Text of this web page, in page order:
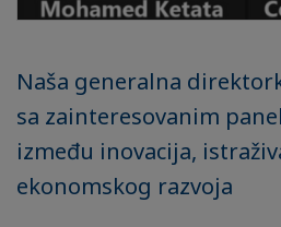
Naša generalna
sa zainteresovanim
između inovacija,
ekonomskog razvoja